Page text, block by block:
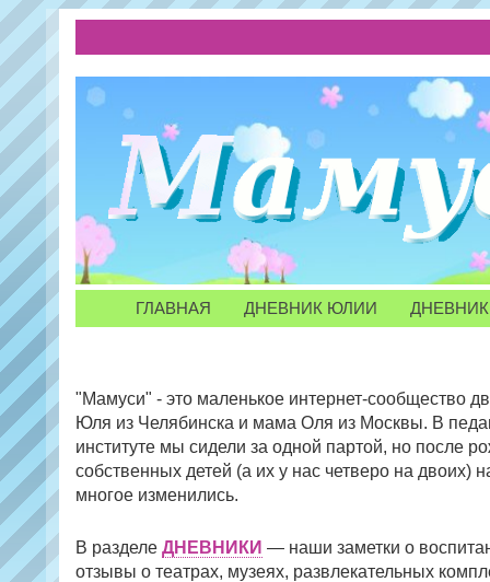
ГЛАВНАЯ ДНЕВНИК ЮЛИИ
"Мамуси" - это маленькое интернет-сообщество
Юля из Челябинска и мама Оля из Москвы. В
институте мы сидели за одной партой, но после
собственных детей (а их у нас четверо на двоих)
многое изменились.
В разделе ДНЕВНИКИ — наши заметки о
отзывы о театрах, музеях, развлекательных